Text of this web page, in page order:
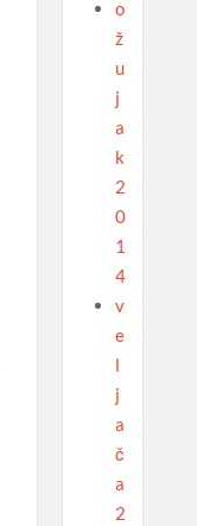
o
ž
u
j
a
k
2
0
1
4
v
e
l
j
a
č
a
2